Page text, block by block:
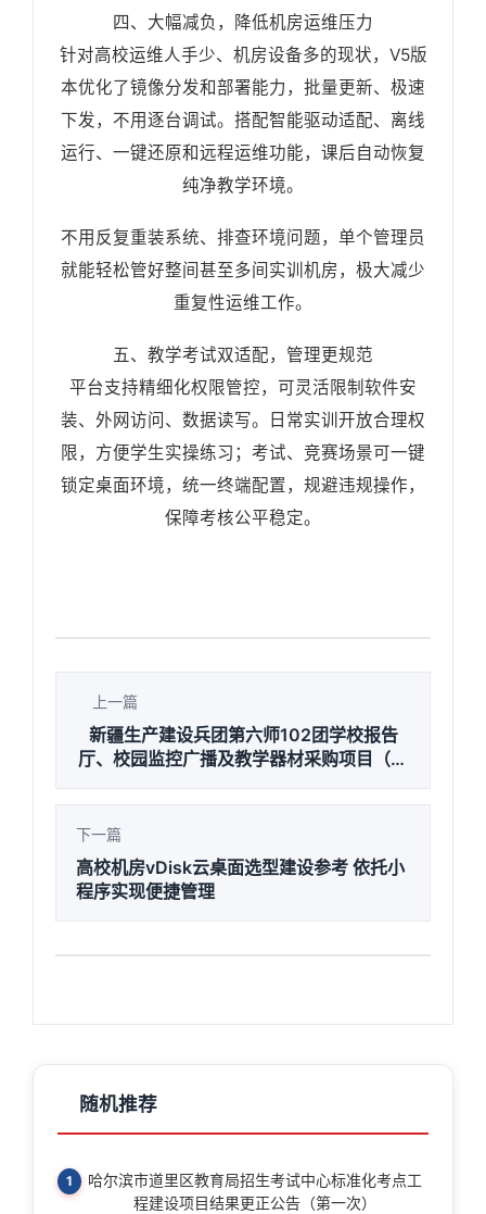
四、大幅减负，降低机房运维压力
针对高校运维人手少、机房设备多的现状，V5版
本优化了镜像分发和部署能力，批量更新、极速
下发，不用逐台调试。搭配智能驱动适配、离线
运行、一键还原和远程运维功能，课后自动恢复
纯净教学环境。
不用反复重装系统、排查环境问题，单个管理员
就能轻松管好整间甚至多间实训机房，极大减少
重复性运维工作。
五、教学考试双适配，管理更规范
平台支持精细化权限管控，可灵活限制软件安
装、外网访问、数据读写。日常实训开放合理权
限，方便学生实操练习；考试、竞赛场景可一键
锁定桌面环境，统一终端配置，规避违规操作，
保障考核公平稳定。
上一篇
新疆生产建设兵团第六师102团学校报告
厅、校园监控广播及教学器材采购项目（包
果公告
下一篇
高校机房vDisk云桌面选型建设参考 依托小
程序实现便捷管理
随机推荐
1
哈尔滨市道里区教育局招生考试中心标准化考点工
程建设项目结果更正公告（第一次）